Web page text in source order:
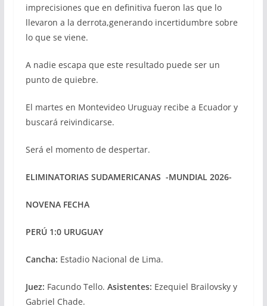
imprecisiones que en definitiva fueron las que lo
llevaron a la derrota,generando incertidumbre sobre
lo que se viene.
A nadie escapa que este resultado puede ser un
punto de quiebre.
El martes en Montevideo Uruguay recibe a Ecuador y
buscará reivindicarse.
Será el momento de despertar.
ELIMINATORIAS SUDAMERICANAS -MUNDIAL 2026-
NOVENA FECHA
PERÚ 1:0 URUGUAY
Cancha: Estadio Nacional de Lima.
Juez: Facundo Tello. Asistentes: Ezequiel Brailovsky y
Gabriel Chade.